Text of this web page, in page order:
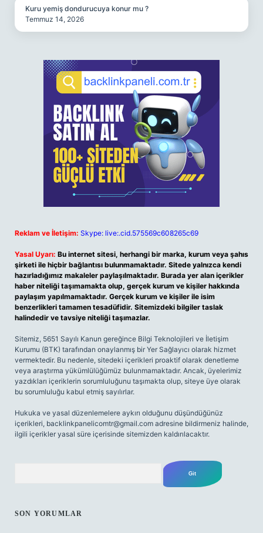
Kuru yemiş dondurucuya konur mu ?
Temmuz 14, 2026
Reklam ve İletişim: Skype: live:.cid.575569c608265c69
Yasal Uyarı: Bu internet sitesi, herhangi bir marka, kurum veya şahıs
şirketi ile hiçbir bağlantısı bulunmamaktadır. Sitede yalnızca kendi
hazırladığımız makaleler paylaşılmaktadır. Burada yer alan içerikler
haber niteliği taşımamakta olup, gerçek kurum ve kişiler hakkında
paylaşım yapılmamaktadır. Gerçek kurum ve kişiler ile isim
benzerlikleri tamamen tesadüfidir. Sitemizdeki bilgiler taslak
halindedir ve tavsiye niteliği taşımazlar.
Sitemiz, 5651 Sayılı Kanun gereğince Bilgi Teknolojileri ve İletişim
Kurumu (BTK) tarafından onaylanmış bir Yer Sağlayıcı olarak hizmet
vermektedir. Bu nedenle, sitedeki içerikleri proaktif olarak denetleme
veya araştırma yükümlülüğümüz bulunmamaktadır. Ancak, üyelerimiz
yazdıkları içeriklerin sorumluluğunu taşımakta olup, siteye üye olarak
bu sorumluluğu kabul etmiş sayılırlar.
Hukuka ve yasal düzenlemelere aykırı olduğunu düşündüğünüz
içerikleri, backlinkpanelicomtr@gmail.com adresine bildirmeniz halinde,
ilgili içerikler yasal süre içerisinde sitemizden kaldırılacaktır.
SON YORUMLAR